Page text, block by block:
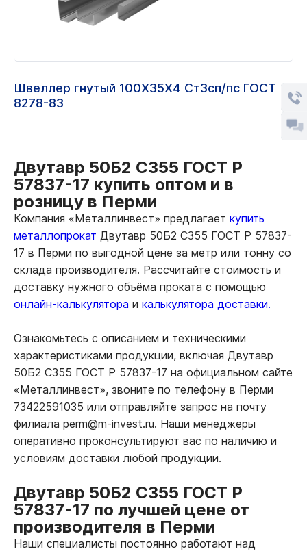
Швеллер гнутый 100Х35Х4 Ст3сп/пс ГОСТ
8278-83
Двутавр 50Б2 С355 ГОСТ Р
57837-17 купить оптом и в
розницу в Перми
Компания «Металлинвест» предлагает купить
металлопрокат Двутавр 50Б2 С355 ГОСТ Р 57837-
17 в Перми по выгодной цене за метр или тонну со
склада производителя. Рассчитайте стоимость и
доставку нужного объёма проката с помощью
онлайн-калькулятора и калькулятора доставки.
Ознакомьтесь с описанием и техническими
характеристиками продукции, включая Двутавр
50Б2 С355 ГОСТ Р 57837-17 на официальном сайте
«Металлинвест», звоните по телефону в Перми
73422591035 или отправляйте запрос на почту
филиала perm@m-invest.ru. Наши менеджеры
оперативно проконсультируют вас по наличию и
условиям доставки любой продукции.
Двутавр 50Б2 С355 ГОСТ Р
57837-17 по лучшей цене от
производителя в Перми
Наши специалисты постоянно работают над